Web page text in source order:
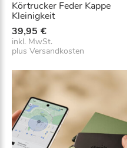
Körtrucker Feder Kappe
Kleinigkeit
39,95 €
inkl. MwSt.
plus Versandkosten